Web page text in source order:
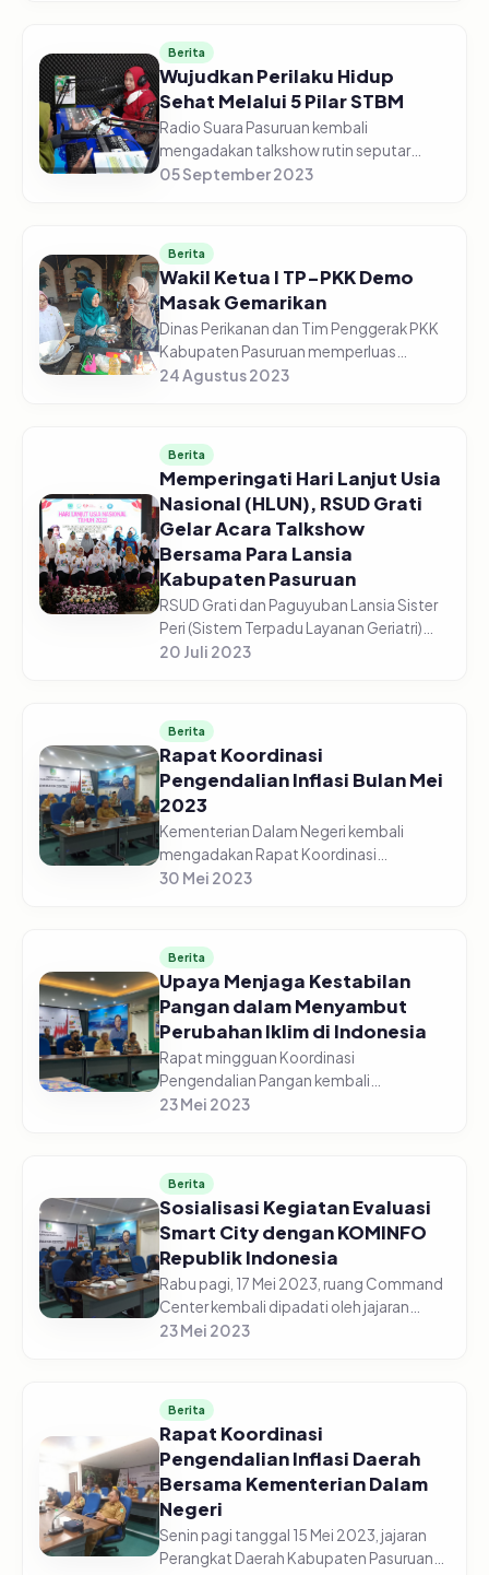
Dinas...
Berita
Wujudkan Perilaku Hidup
Sehat Melalui 5 Pilar STBM
Radio Suara Pasuruan kembali
mengadakan talkshow rutin seputar
kesehatan, bekerja sama dengan Dinas
to...
05 September 2023
Berita
Wakil Ketua I TP-PKK Demo
Masak Gemarikan
Dinas Perikanan dan Tim Penggerak PKK
Kabupaten Pasuruan memperluas
kampanye Gemarikan (Gerakan
Pasuruan pad...
24 Agustus 2023
Berita
Memperingati Hari Lanjut Usia
Nasional (HLUN), RSUD Grati
Gelar Acara Talkshow
Bersama Para Lansia
Kabupaten Pasuruan
RSUD Grati dan Paguyuban Lansia Sister
Peri (Sistem Terpadu Layanan Geriatri)
Bersama Tim Penggerak PKK Kabupaten
20 Juli 2023
Berita
Rapat Koordinasi
Pengendalian Inflasi Bulan Mei
2023
Kementerian Dalam Negeri kembali
mengadakan Rapat Koordinasi
Pengendalian Pangan pada Senin pagi,
sekaligus memimp...
30 Mei 2023
Berita
Upaya Menjaga Kestabilan
Pangan dalam Menyambut
Perubahan Iklim di Indonesia
Rapat mingguan Koordinasi
Pengendalian Pangan kembali
diselenggarakan secara daring di gedung
Kabupaten Pasur...
23 Mei 2023
Berita
Sosialisasi Kegiatan Evaluasi
Smart City dengan KOMINFO
Republik Indonesia
Rabu pagi, 17 Mei 2023, ruang Command
Center kembali dipadati oleh jajaran
perangkat Daerah Kabupaten Pasuruan.
23 Mei 2023
Berita
Rapat Koordinasi
Pengendalian Inflasi Daerah
Bersama Kementerian Dalam
Negeri
Senin pagi tanggal 15 Mei 2023, jajaran
Perangkat Daerah Kabupaten Pasuruan